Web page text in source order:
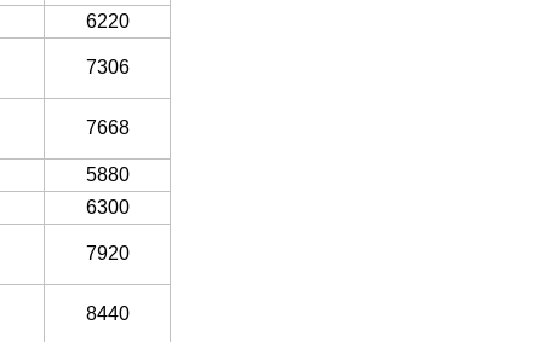
6220
7306
7668
5880
6300
7920
8440